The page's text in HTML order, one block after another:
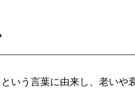
いう言葉に由来し、老いや